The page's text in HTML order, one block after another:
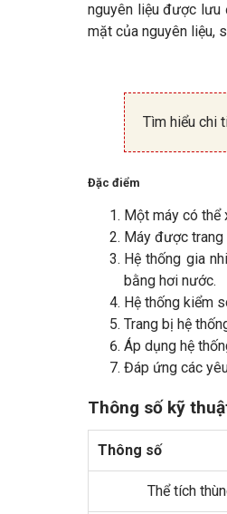
nguyên liệu được lưu
mặt của nguyên liệu,
Tìm hiểu chi
Đặc điểm
Một máy có thể
Máy được trang
Hệ thống gia
bằng hơi nước.
Hệ thống kiểm
Trang bị hệ
Áp dụng hệ
Đáp ứng các
Thông số kỹ
Thông số
Thể tích